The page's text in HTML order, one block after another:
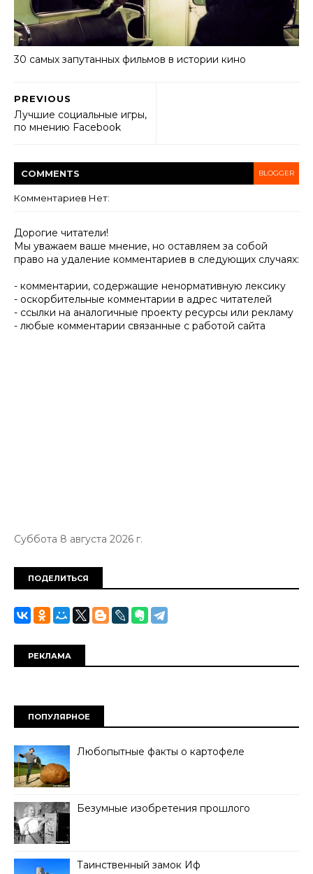
30 самых запутанных фильмов в истории кино
PREVIOUS
Лучшие социальные игры,
по мнению Facebook
COMMENTS BLOGGER
Комментариев Нет:
Дорогие читатели!
Мы уважаем ваше мнение, но оставляем за собой
право на удаление комментариев в следующих случаях:
- комментарии, содержащие ненормативную лексику
- оскорбительные комментарии в адрес читателей
- ссылки на аналогичные проекту ресурсы или рекламу
- любые комментарии связанные с работой сайта
Суббота 8 августа 2026 г.
ПОДЕЛИТЬСЯ
РЕКЛАМА
ПОПУЛЯРНОЕ
Любопытные факты о картофеле
Безумные изобретения прошлого
Таинственный замок Иф